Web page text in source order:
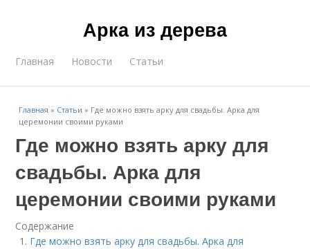
Арка из дерева
Главная Новости Статьи
Главная » Статьи » Где можно взять арку для свадьбы. Арка для
церемонии своими руками
Где можно взять арку для
свадьбы. Арка для
церемонии своими руками
Содержание
Где можно взять арку для свадьбы. Арка для